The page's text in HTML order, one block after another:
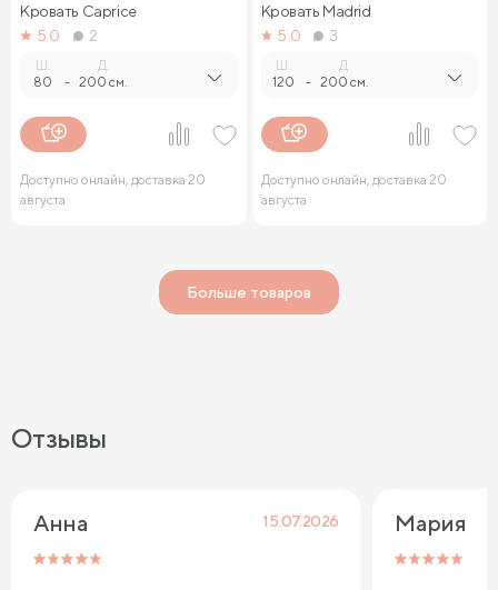
Кровать Caprice
5.0
2
Ш.
80 -
Д.
200 см.
Доступно онлайн, доставка 20
августа
Кровать Madrid
5.0
3
Ш.
120 -
Д.
200 см.
Доступно онлайн, доставка 20
августа
Больше товаров
Отзывы
Анна 15.07.2026 Мария